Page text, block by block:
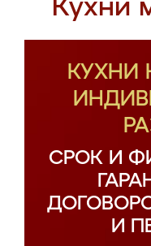
Кухни
КУХНИ
СРОК И
И